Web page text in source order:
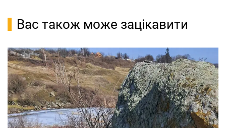
Вас також може зацікавити